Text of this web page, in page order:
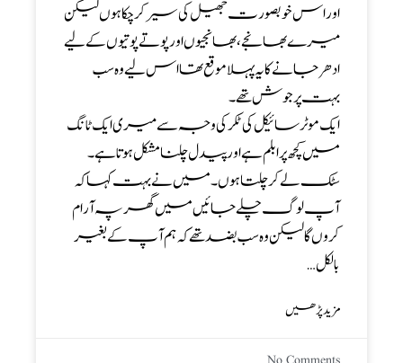
اور اس خوبصورت جھیل کی سیر کر چکا ہوں لیکن
میرے بھانجے ، بھانجیوں اور پوتے پوتیوں کے لیے
ادھر جانے کا یہ پہلا موقع تھا اس لیے وہ سب
بہت پر جوش تھے۔
ایک موٹر سائیکل کی ٹکر کی وجہ سے میری ایک ٹانگ
میں کچھ پرابلم ہے اور پیدل چلنا مشکل ہوتا ہے ۔
سٹک لے کر چلتا ہوں ۔ میں نے بہت کہا کہ
آپ لوگ چلے جائیں میں گھر پہ آرام
کروں گا لیکن وہ سب بضد تھے کہ ہم آپ کے بغیر
بالکل…
مزید پڑھیں